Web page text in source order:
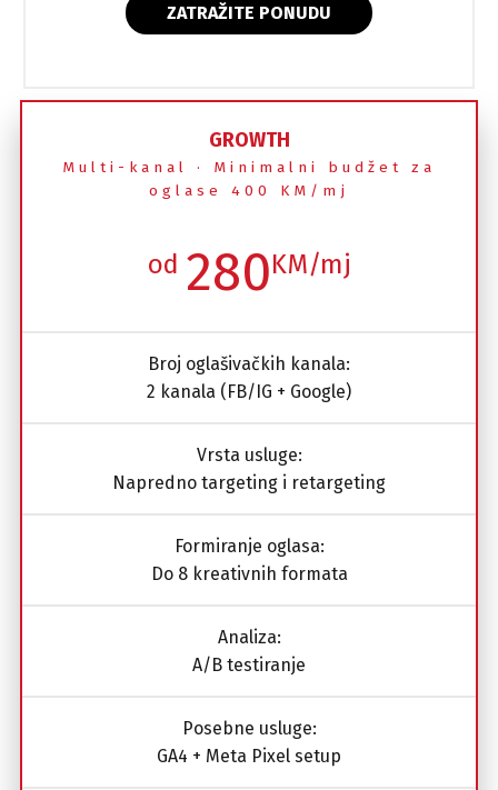
ZATRAŽITE PONUDU
GROWTH
Multi-kanal · Minimalni budžet za
oglase 400 KM/mj
od 280KM/mj
Broj oglašivačkih kanala:
2 kanala (FB/IG + Google)
Vrsta usluge:
Napredno targeting i retargeting
Formiranje oglasa:
Do 8 kreativnih formata
Analiza:
A/B testiranje
Posebne usluge:
GA4 + Meta Pixel setup